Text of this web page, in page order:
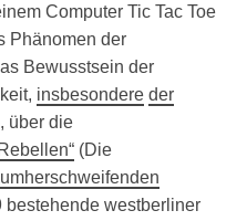
Computer Tic Tac Toe
Phänomen der
Bewusstsein der
insbesondere der
über die
(Die
bestehende westberliner